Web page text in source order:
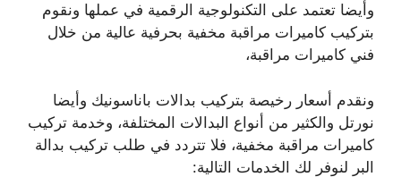
وأيضا تعتمد على التكنولوجية الرقمية في عملها ونقوم
بتركيب كاميرات مراقبة مخفية بحرفية عالية من خلال
فني كاميرات مراقبة،
ونقدم أسعار رخيصة بتركيب بدالات باناسونيك وأيضا
نورتل والكثير من أنواع البدالات المختلفة، وخدمة تركيب
كاميرات مراقبة مخفية، فلا تتردد في طلب تركيب بدالة
البر لنوفر لك الخدمات التالية: